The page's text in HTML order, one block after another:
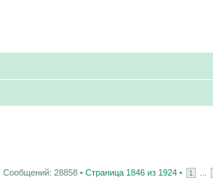
Сообщений: 28858 • Страница 1846 из 1924 • 1